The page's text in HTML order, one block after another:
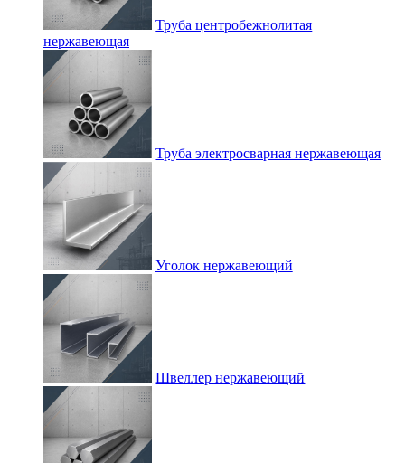
Труба центробежнолитая
нержавеющая
Труба электросварная нержавеющая
Уголок нержавеющий
Швеллер нержавеющий